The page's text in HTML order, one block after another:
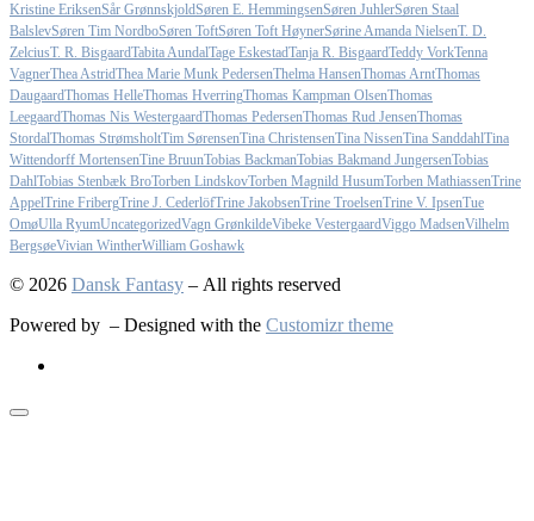
Kristine EriksenSår GrønnskjoldSøren E. HemmingsenSøren JuhlerSøren Staal
BalslevSøren Tim NordboSøren ToftSøren Toft HøynerSørine Amanda NielsenT. D.
ZelciusT. R. BisgaardTabita AundalTage EskestadTanja R. BisgaardTeddy VorkTenna
VagnerThea AstridThea Marie Munk PedersenThelma HansenThomas ArntThomas
DaugaardThomas HelleThomas HverringThomas Kampman OlsenThomas
LeegaardThomas Nis WestergaardThomas PedersenThomas Rud JensenThomas
StordalThomas StrømsholtTim SørensenTina ChristensenTina NissenTina SanddahlTina
Wittendorff MortensenTine BruunTobias BackmanTobias Bakmand JungersenTobias
DahlTobias Stenbæk BroTorben LindskovTorben Magnild HusumTorben MathiassenTrine
AppelTrine FribergTrine J. CederlöfTrine JakobsenTrine TroelsenTrine V. IpsenTue
OmøUlla RyumUncategorizedVagn GrønkildeVibeke VestergaardViggo MadsenVilhelm
BergsøeVivian WintherWilliam Goshawk
© 2026 Dansk Fantasy – All rights reserved
Powered by – Designed with the Customizr theme